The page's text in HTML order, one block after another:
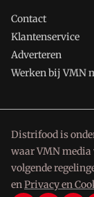
Contact
Klantenservice
Adverteren
Werken bij VMN
Distrifood is
waar VMN media
volgende
enPrivacy en